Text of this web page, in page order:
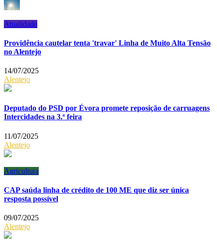
Atualidade
Providência cautelar tenta 'travar' Linha de Muito Alta Tensão
no Alentejo
14/07/2025
Alentejo
Deputado do PSD por Évora promete reposição de carruagens
Intercidades na 3.ª feira
11/07/2025
Alentejo
Agricultura
CAP saúda linha de crédito de 100 ME que diz ser única
resposta possível
09/07/2025
Alentejo